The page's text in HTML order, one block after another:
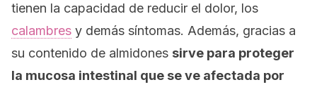
tienen la capacidad de reducir el dolor, los
calambres y demás síntomas. Además, gracias a
su contenido de almidones sirve para proteger
la mucosa intestinal que se ve afectada por